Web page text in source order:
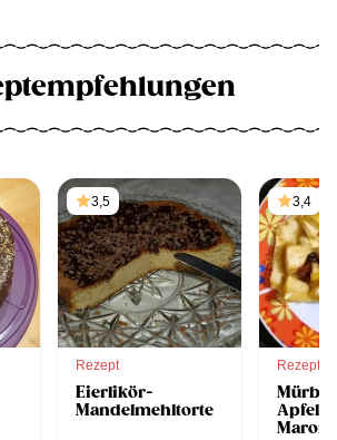
3,5
Rezept
Eierlikör-
Mandelmehltorte
3,4
Rezept
Mürber
Maroni